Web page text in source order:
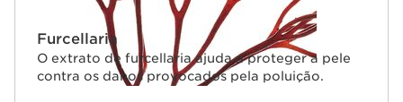
Furcellaria
O extrato de furcellaria ajuda a proteger a pele
contra os danos provocados pela poluição.